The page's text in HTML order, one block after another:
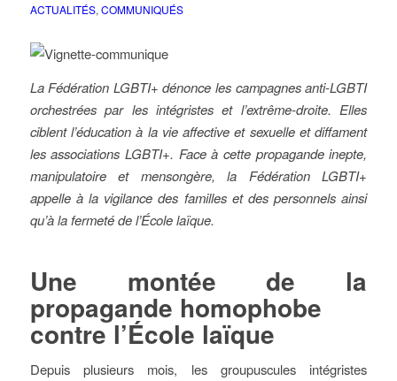
ACTUALITÉS, COMMUNIQUÉS
La Fédération LGBTI+ dénonce les campagnes anti-LGBTI
orchestrées par les intégristes et l’extrême-droite. Elles
ciblent l’éducation à la vie affective et sexuelle et diffament
les associations LGBTI+. Face à cette propagande inepte,
manipulatoire et mensongère, la Fédération LGBTI+
appelle à la vigilance des familles et des personnels ainsi
qu’à la fermeté de l’École laïque.
Une montée de la
propagande homophobe
contre l’École laïque
Depuis plusieurs mois, les groupuscules intégristes